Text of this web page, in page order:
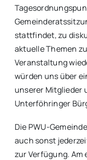
stattfindet, zu
aktuelle Themen
Veranstaltung
würden uns über
unserer Mitglieder
Unterföhringer
Die PWU-
auch sonst
zur Verfügung.